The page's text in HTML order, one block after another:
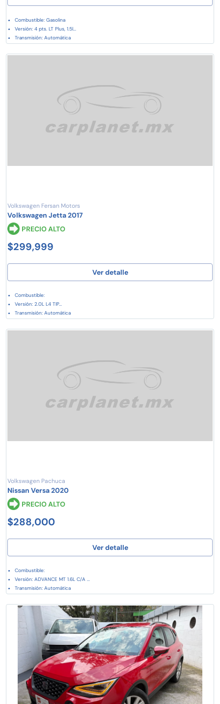
Combustible: Gasolina
Versión: 4 pts. LT Plus, 1.5l...
Transmisión: Automática
Volkswagen Fersan Motors
Volkswagen Jetta 2017
PRECIO ALTO
$299,999
Ver detalle
Combustible:
Versión: 2.0L L4 TIP...
Transmisión: Automática
Volkswagen Pachuca
Nissan Versa 2020
PRECIO ALTO
$288,000
Ver detalle
Combustible:
Versión: ADVANCE MT 1.6L C/A ...
Transmisión: Automática